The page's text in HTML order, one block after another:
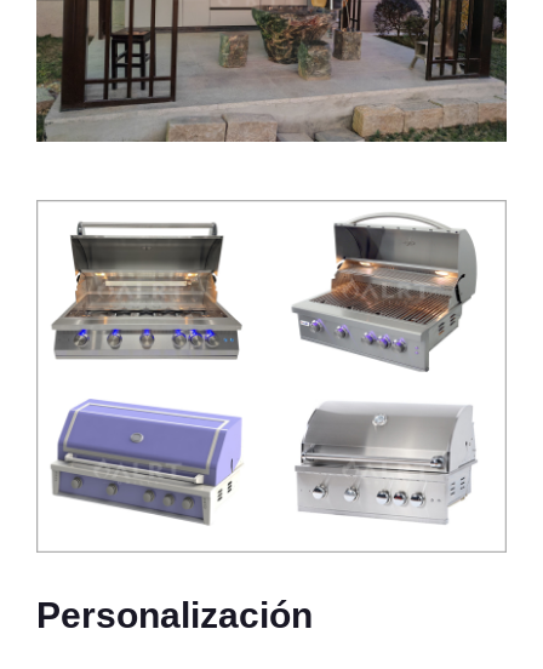
Personalización